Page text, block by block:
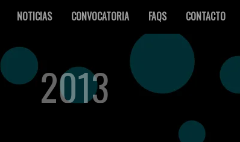
NOTICIAS CONVOCATORIA FAQS CONTACTO
2013